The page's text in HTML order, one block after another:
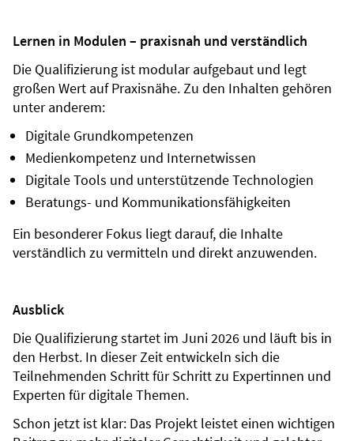
Lernen in Modulen – praxisnah und verständlich
Die Qualifizierung ist modular aufgebaut und legt
großen Wert auf Praxisnähe. Zu den Inhalten gehören
unter anderem:
Digitale Grundkompetenzen
Medienkompetenz und Internetwissen
Digitale Tools und unterstützende Technologien
Beratungs- und Kommunikationsfähigkeiten
Ein besonderer Fokus liegt darauf, die Inhalte
verständlich zu vermitteln und direkt anzuwenden.
Ausblick
Die Qualifizierung startet im Juni 2026 und läuft bis in
den Herbst. In dieser Zeit entwickeln sich die
Teilnehmenden Schritt für Schritt zu Expertinnen und
Experten für digitale Themen.
Schon jetzt ist klar: Das Projekt leistet einen wichtigen